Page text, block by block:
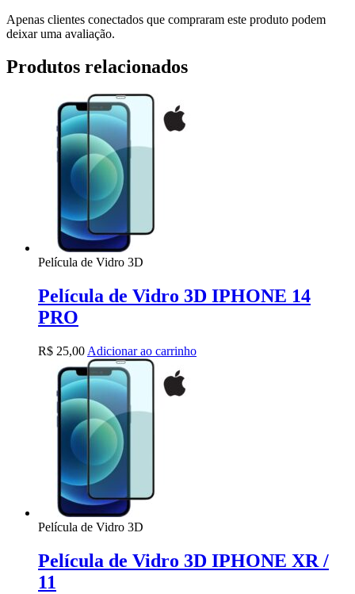
Apenas clientes conectados que compraram este produto podem
deixar uma avaliação.
Produtos relacionados
Película de Vidro 3D
Película de Vidro 3D IPHONE 14
PRO
R$ 25,00 Adicionar ao carrinho
Película de Vidro 3D
Película de Vidro 3D IPHONE XR /
11